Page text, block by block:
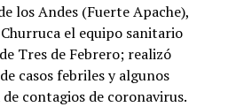
los Andes (Fuerte Apache),
el equipo sanitario
Tres de Febrero; realizó
casos febriles y algunos
contagios de coronavirus.